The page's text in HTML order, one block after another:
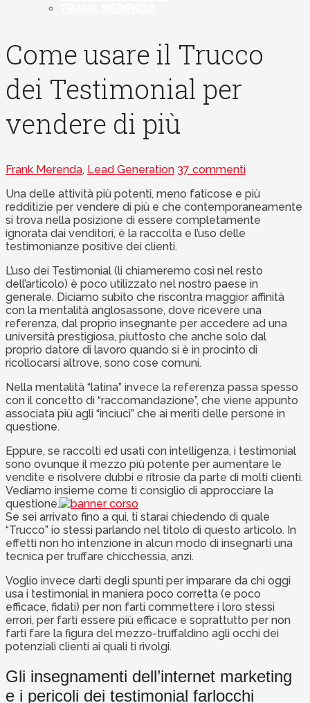
Come usare il Trucco
dei Testimonial per
vendere di più
Frank Merenda, Lead Generation 37 commenti
Una delle attività più potenti, meno faticose e più
redditizie per vendere di più e che contemporaneamente
si trova nella posizione di essere completamente
ignorata dai venditori, è la raccolta e l’uso delle
testimonianze positive dei clienti.
L’uso dei Testimonial (li chiameremo così nel resto
dell’articolo) è poco utilizzato nel nostro paese in
generale. Diciamo subito che riscontra maggior affinità
con la mentalità anglosassone, dove ricevere una
referenza, dal proprio insegnante per accedere ad una
università prestigiosa, piuttosto che anche solo dal
proprio datore di lavoro quando si è in procinto di
ricollocarsi altrove, sono cose comuni.
Nella mentalità “latina” invece la referenza passa spesso
con il concetto di “raccomandazione”, che viene appunto
associata più agli “inciuci” che ai meriti delle persone in
questione.
Eppure, se raccolti ed usati con intelligenza, i testimonial
sono ovunque il mezzo più potente per aumentare le
vendite e risolvere dubbi e ritrosie da parte di molti clienti.
Vediamo insieme come ti consiglio di approcciare la
questione.
Se sei arrivato fino a qui, ti starai chiedendo di quale
“Trucco” io stessi parlando nel titolo di questo articolo. In
effetti non ho intenzione in alcun modo di insegnarti una
tecnica per truffare chicchessia, anzi.
Voglio invece darti degli spunti per imparare da chi oggi
usa i testimonial in maniera poco corretta (e poco
efficace, fidati) per non farti commettere i loro stessi
errori, per farti essere più efficace e soprattutto per non
farti fare la figura del mezzo-truffaldino agli occhi dei
potenziali clienti ai quali ti rivolgi.
Gli insegnamenti dell’internet marketing
e i pericoli dei testimonial farlocchi